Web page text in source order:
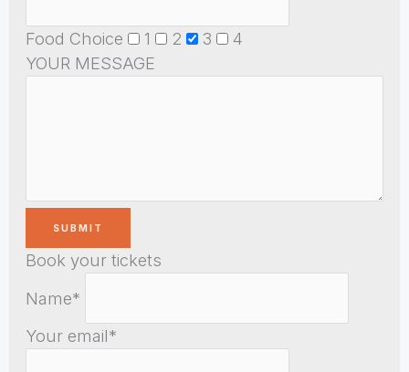
Food Choice 1 2 3
4
YOUR MESSAGE
Book your tickets
Name*
Your email*